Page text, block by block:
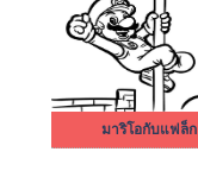
มาริโอกับแฟล็ก